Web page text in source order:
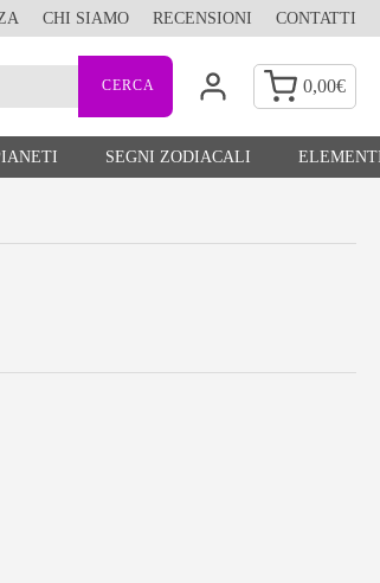
CHI SIAMO RECENSIONI CONTATTI
0,00€
SEGNI ZODIACALI